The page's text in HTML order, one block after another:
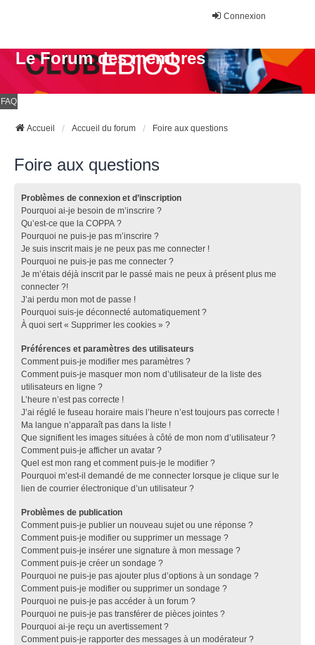
Connexion
Le Forum des membres
FAQ
Accueil Accueil du forum Foire aux questions
Foire aux questions
Problèmes de connexion et d’inscription
Pourquoi ai-je besoin de m’inscrire ?
Qu’est-ce que la COPPA ?
Pourquoi ne puis-je pas m’inscrire ?
Je suis inscrit mais je ne peux pas me connecter !
Pourquoi ne puis-je pas me connecter ?
Je m’étais déjà inscrit par le passé mais ne peux à présent plus me
connecter ?!
J’ai perdu mon mot de passe !
Pourquoi suis-je déconnecté automatiquement ?
À quoi sert « Supprimer les cookies » ?
Préférences et paramètres des utilisateurs
Comment puis-je modifier mes paramètres ?
Comment puis-je masquer mon nom d’utilisateur de la liste des
utilisateurs en ligne ?
L’heure n’est pas correcte !
J’ai réglé le fuseau horaire mais l’heure n’est toujours pas correcte !
Ma langue n’apparaît pas dans la liste !
Que signifient les images situées à côté de mon nom d’utilisateur ?
Comment puis-je afficher un avatar ?
Quel est mon rang et comment puis-je le modifier ?
Pourquoi m’est-il demandé de me connecter lorsque je clique sur le
lien de courrier électronique d’un utilisateur ?
Problèmes de publication
Comment puis-je publier un nouveau sujet ou une réponse ?
Comment puis-je modifier ou supprimer un message ?
Comment puis-je insérer une signature à mon message ?
Comment puis-je créer un sondage ?
Pourquoi ne puis-je pas ajouter plus d’options à un sondage ?
Comment puis-je modifier ou supprimer un sondage ?
Pourquoi ne puis-je pas accéder à un forum ?
Pourquoi ne puis-je pas transférer de pièces jointes ?
Pourquoi ai-je reçu un avertissement ?
Comment puis-je rapporter des messages à un modérateur ?